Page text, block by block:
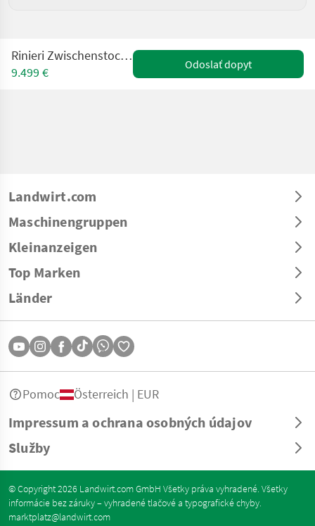
Rinieri Zwischenstock-Kreiselegge EL 140
9.499 €
Odoslať dopyt
Landwirt.com
Maschinengruppen
Kleinanzeigen
Top Marken
Länder
Impressum a ochrana osobných údajov
Služby
Pomoc Österreich | EUR
© Copyright 2026 Landwirt.com GmbH Všetky práva vyhradené. Všetky
informácie bez záruky – vyhradené tlačové a typografické chyby.
marktplatz@landwirt.com